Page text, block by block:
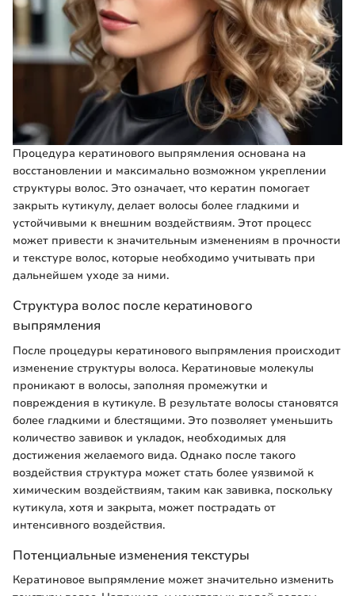
Процедура кератинового выпрямления основана на
восстановлении и максимально возможном укреплении
структуры волос. Это означает, что кератин помогает
закрыть кутикулу, делает волосы более гладкими и
устойчивыми к внешним воздействиям. Этот процесс
может привести к значительным изменениям в прочности
и текстуре волос, которые необходимо учитывать при
дальнейшем уходе за ними.
Структура волос после кератинового
выпрямления
После процедуры кератинового выпрямления происходит
изменение структуры волоса. Кератиновые молекулы
проникают в волосы, заполняя промежутки и
повреждения в кутикуле. В результате волосы становятся
более гладкими и блестящими. Это позволяет уменьшить
количество завивок и укладок, необходимых для
достижения желаемого вида. Однако после такого
воздействия структура может стать более уязвимой к
химическим воздействиям, таким как завивка, поскольку
кутикула, хотя и закрыта, может пострадать от
интенсивного воздействия.
Потенциальные изменения текстуры
Кератиновое выпрямление может значительно изменить